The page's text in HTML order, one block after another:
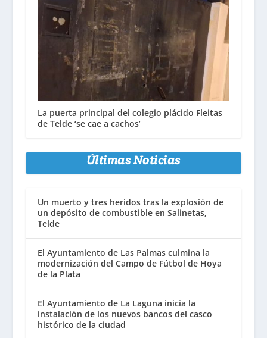
La puerta principal del colegio plácido Fleitas
de Telde ‘se cae a cachos’
Últimas Noticias
Un muerto y tres heridos tras la explosión de
un depósito de combustible en Salinetas,
Telde
El Ayuntamiento de Las Palmas culmina la
modernización del Campo de Fútbol de Hoya
de la Plata
El Ayuntamiento de La Laguna inicia la
instalación de los nuevos bancos del casco
histórico de la ciudad